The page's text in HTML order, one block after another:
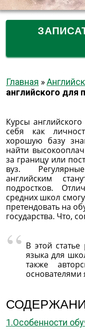
Главная »
английского для
Курсы
себя как
хорошую базу
найти
за границу или
вуз.
английским
подростков.
средних школ
претендовать на
государства. Что,
В этой статье
языка для
также
основателями
1.Особенности